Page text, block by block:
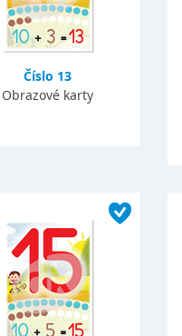
Číslo 13
Obrazové karty